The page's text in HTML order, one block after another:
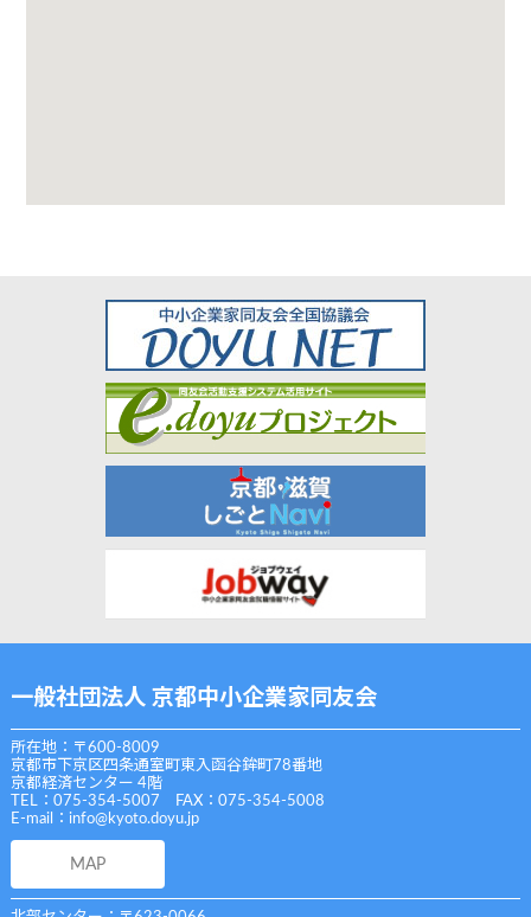
一般社団法人 京都中小企業家同友会
所在地：〒600-8009
京都市下京区四条通室町東入函谷鉾町78番地
京都経済センター 4階
TEL：075-354-5007 FAX：075-354-5008
E-mail： info@kyoto.doyu.jp
MAP